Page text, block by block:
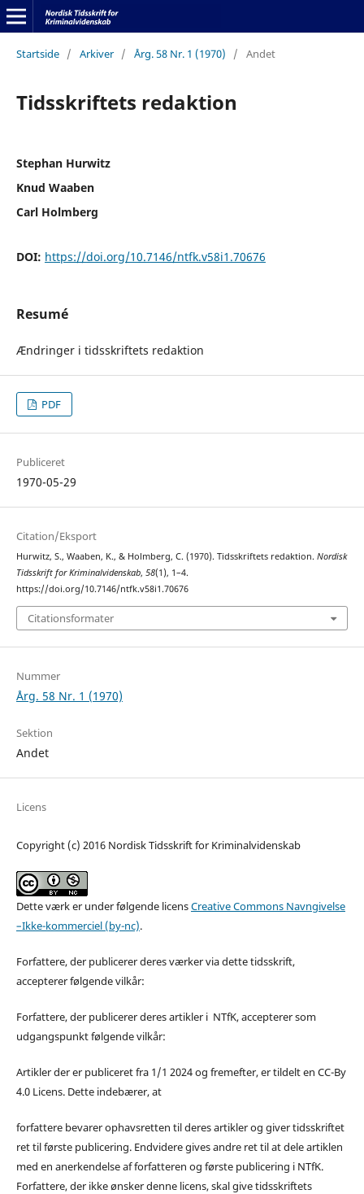
Startside / Arkiver / Årg. 58 Nr. 1 (1970) / Andet
Tidsskriftets redaktion
Stephan Hurwitz
Knud Waaben
Carl Holmberg
DOI: https://doi.org/10.7146/ntfk.v58i1.70676
Resumé
Ændringer i tidsskriftets redaktion
PDF
Publiceret
1970-05-29
Citation/Eksport
Hurwitz, S., Waaben, K., & Holmberg, C. (1970). Tidsskriftets redaktion. Nordisk
Tidsskrift for Kriminalvidenskab, 58(1), 1–4.
https://doi.org/10.7146/ntfk.v58i1.70676
Citationsformater
Nummer
Årg. 58 Nr. 1 (1970)
Sektion
Andet
Licens
Copyright (c) 2016 Nordisk Tidsskrift for Kriminalvidenskab
Dette værk er under følgende licensCreative Commons Navngivelse
–Ikke-kommerciel (by-nc).
Forfattere, der publicerer deres værker via dette tidsskrift,
accepterer følgende vilkår:
Forfattere, der publicerer deres artikler i NTfK, accepterer som
udgangspunkt følgende vilkår:
Artikler der er publiceret fra 1/1 2024 og fremefter, er tildelt en CC-By
4.0 Licens. Dette indebærer, at
forfattere bevarer ophavsretten til deres artikler og giver tidsskriftet
ret til første publicering. Endvidere gives andre ret til at dele artiklen
med en anerkendelse af forfatteren og første publicering i NTfK.
Forfattere, der ikke ønsker denne licens, skal give tidsskriftets